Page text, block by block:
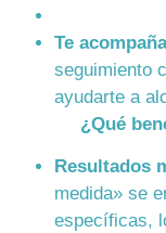
Te
seguimiento
ayudarte a
¿Qué
Resultados
medida» se
específicas,